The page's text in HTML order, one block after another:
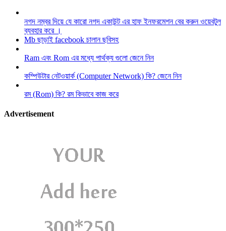
নগদ নম্বর দিয়ে যে কারো নগদ একাউন্ট এর হাফ ইনফরমেশন বের করুন ওয়েবটুল
ব্যবহার করে ।
Mb ছাড়াই facebook চালান ছবিসহ
Ram এবং Rom এর মধ্যে পার্থক্য গুলো জেনে নিন
কম্পিউটার নেটওয়ার্ক (Computer Network) কি? জেনে নিন
রম (Rom) কি? রম কিভাবে কাজ করে
Advertisement